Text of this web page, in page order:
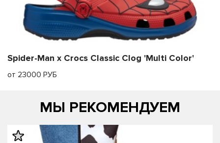
Spider-Man x Crocs Classic Clog 'Multi Color'
от 23000 РУБ
МЫ РЕКОМЕНДУЕМ